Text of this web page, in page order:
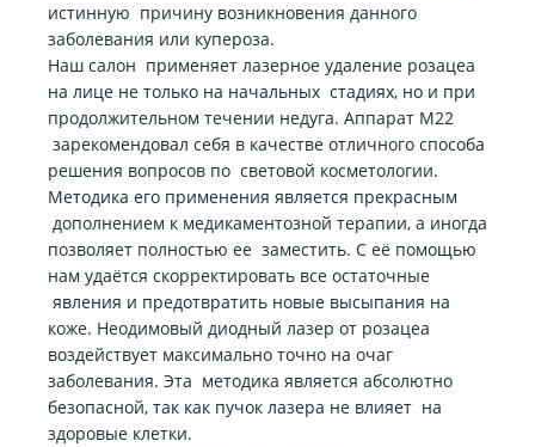
истинную причину возникновения данного
заболевания или купероза.
Наш салон применяет лазерное удаление розацеа
на лице не только на начальных стадиях, но и при
продолжительном течении недуга. Аппарат M22
зарекомендовал себя в качестве отличного способа
решения вопросов по световой косметологии.
Методика его применения является прекрасным
дополнением к медикаментозной терапии, а иногда
позволяет полностью ее заместить. С её помощью
нам удаётся скорректировать все остаточные
явления и предотвратить новые высыпания на
коже. Неодимовый диодный лазер от розацеа
воздействует максимально точно на очаг
заболевания. Эта методика является абсолютно
безопасной, так как пучок лазера не влияет на
здоровые клетки.